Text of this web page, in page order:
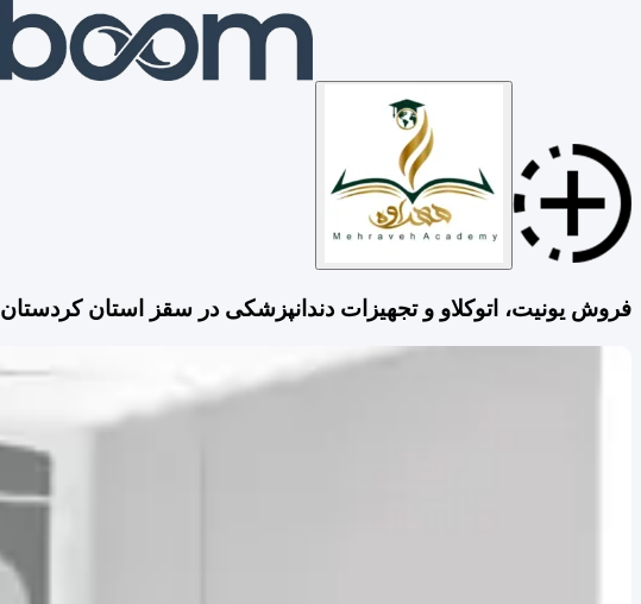
فروش یونیت، اتوکلاو و تجهیزات دندانپزشکی در سقز استان کردستان